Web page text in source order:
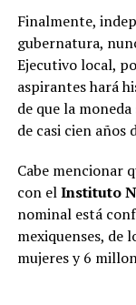
Finalmente,
gubernatura,
Ejecutivo local,
aspirantes hará
de que la
de casi cien
Cabe mencionar
con elInstituto
nominal está
mexiquenses, de
mujeres y 6